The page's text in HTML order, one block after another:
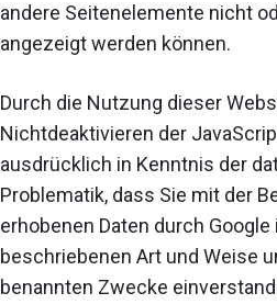
andere Seitenelemente nicht
angezeigt werden können.
Durch die Nutzung dieser
Nichtdeaktivieren der
ausdrücklich in Kenntnis der
Problematik, dass Sie mit der
erhobenen Daten durch
beschriebenen Art und Weise
benannten Zwecke